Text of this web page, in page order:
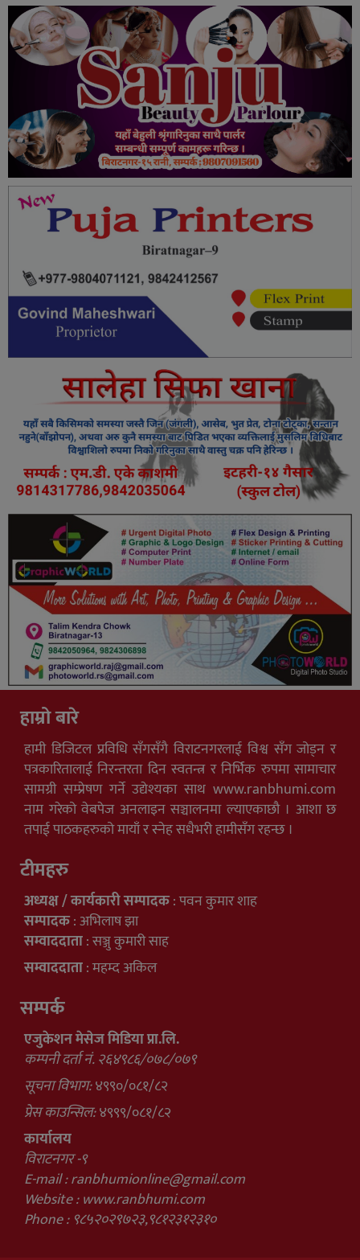
हाम्रो बारे
हामी डिजिटल प्रविधि सँगसँगै विराटनगरलाई विश्व सँग जोड्न र
पत्रकारितालाई निरन्तरता दिन स्वतन्त्र र निर्भिक रुपमा सामाचार
सामग्री सम्प्रेषण गर्ने उद्येश्यका साथ www.ranbhumi.com
नाम गरेको वेबपेज अनलाइन सञ्चालनमा ल्याएकाछौ । आशा छ
तपाई पाठकहरुको मायाँ र स्नेह सधैभरी हामीसँग रहन्छ ।
टीमहरु
अध्यक्ष / कार्यकारी सम्पादक: पवन कुमार शाह
सम्पादक: अभिलाष झा
सम्वाददाता: सञ्जु कुमारी साह
सम्वाददाता: महम्द अकिल
सम्पर्क
एजुकेशन मेसेज मिडिया प्रा.लि.
कम्पनी दर्ता नं. २६४९८६/०७८/०७९
सूचना विभाग:४९९०/०८१/८२
प्रेस काउन्सिल:४९९९/०८१/८२
कार्यालय
विराटनगर -९
E-mail :ranbhumionline@gmail.com
Website : www.ranbhumi.com
Phone : ९८५२०२९७२३,९८१२३१२३१०